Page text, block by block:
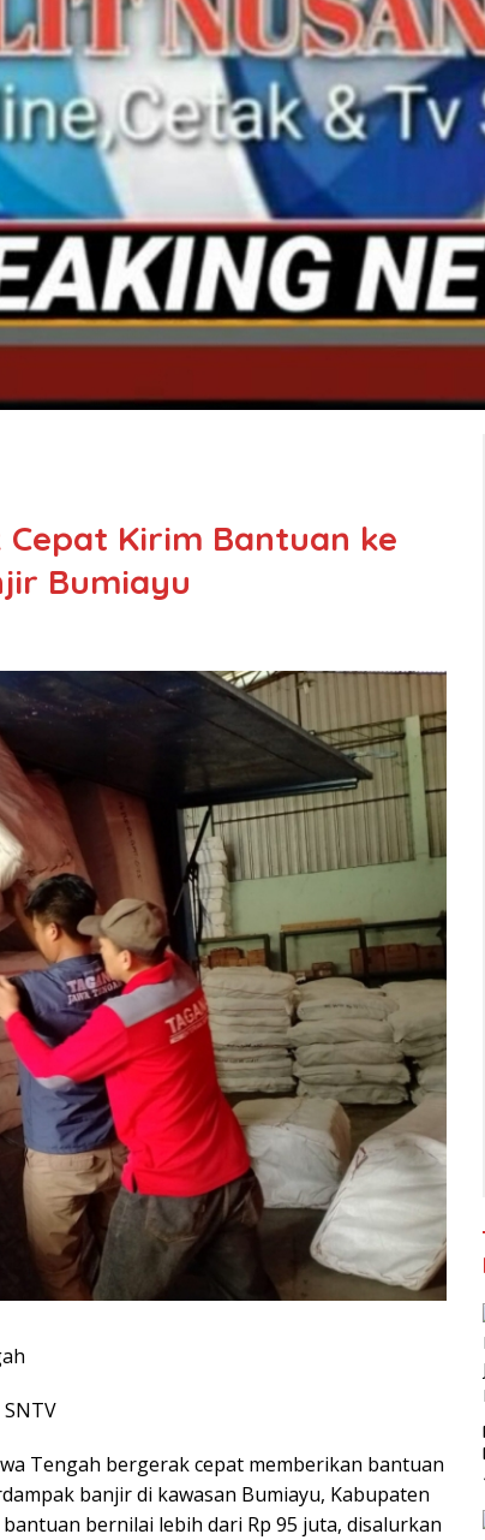
Kirim Bantuan ke
Bumiayu
Tengah bergerak cepat memberikan bantuan
banjir di kawasan Bumiayu, Kabupaten
bernilai lebih dari Rp 95 juta, disalurkan